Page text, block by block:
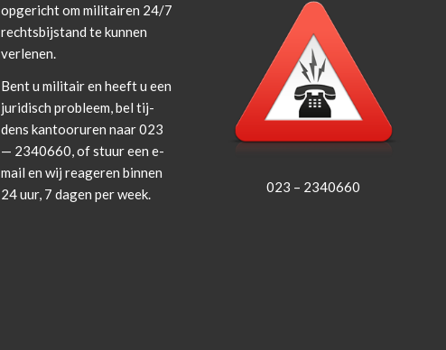
opgericht om militairen 24/7
rechts­bi­j­s­tand te kun­nen
verlenen.
Bent u militair en heeft u een
juridisch prob­leem, bel tij­
dens kan­tooruren naar 023
— 2340660, of stuur een e-
mail en wij rea­geren bin­nen
24 uur, 7 dagen per week.
023 – 2340660